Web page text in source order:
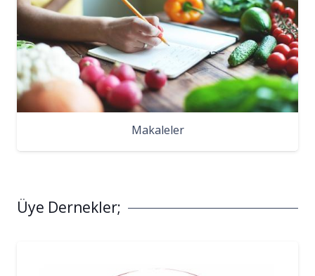
Makaleler
Üye Dernekler;